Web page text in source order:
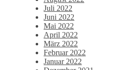
Juli 2022
Juni 2022
Mai 2022
April 2022
März 2022
Februar 2022
Januar 2022